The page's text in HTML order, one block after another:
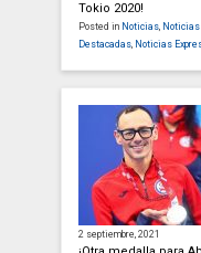
Tokio 2020!
Posted in Noticias, Noticias
Destacadas, Noticias
2 septiembre, 2021